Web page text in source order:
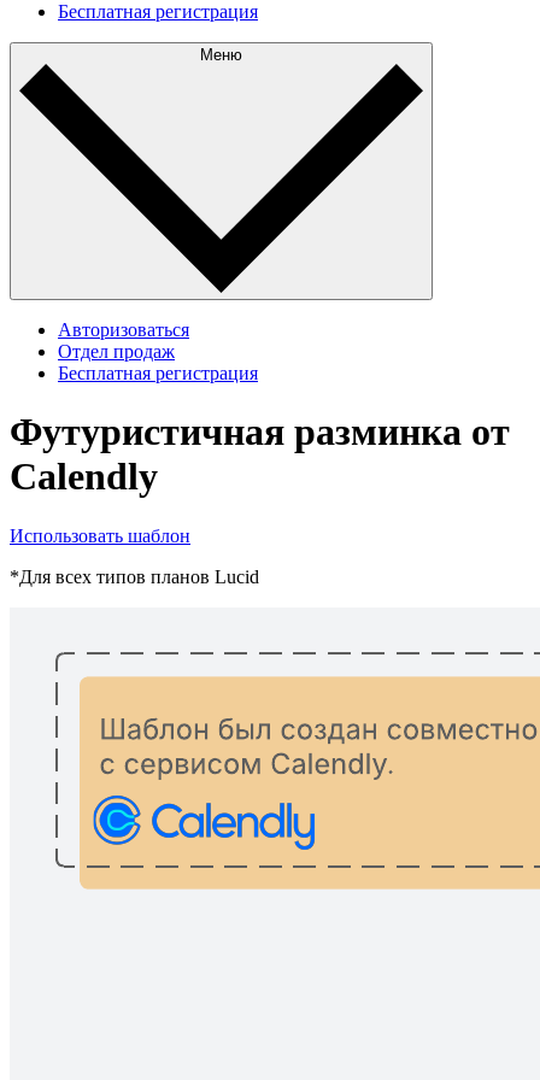
Бесплатная регистрация
Меню
Авторизоваться
Отдел продаж
Бесплатная регистрация
Футуристичная разминка от
Calendly
Использовать шаблон
*Для всех типов планов Lucid